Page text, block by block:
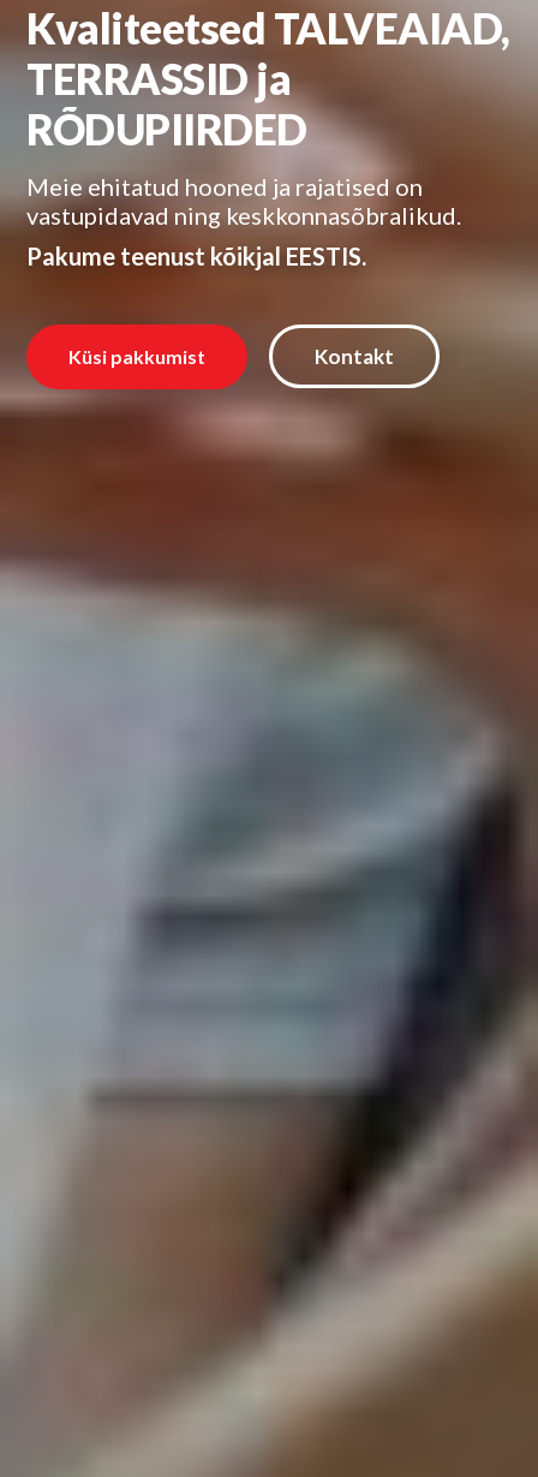
Kvaliteetsed TALVEAIAD,
TERRASSID ja
RÕDUPIIRDED
Meie ehitatud hooned ja rajatised on
vastupidavad ning keskkonnasõbralikud.
Pakume teenust kõikjal EESTIS.
Küsi pakkumist Kontakt